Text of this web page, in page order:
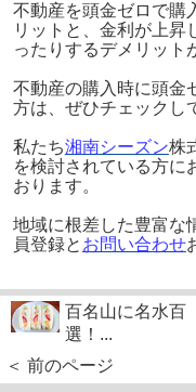
不動産を頭金ゼロで購
リットと、金利が上昇
ったりするデメリット
不動産の購入時に頭金
方は、ぜひチェックし
私たち湘南シーズン株
を検討されている方に
おります。
地域に根差した豊富な
員登録と お問い合わせ
百名山に名水百
選！...
＜ 前のページ